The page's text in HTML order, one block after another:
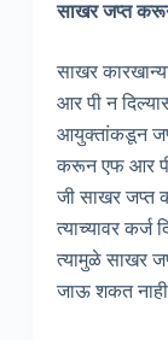
साखर जप्त
साखर
आर पी न
आयुक्तांकडून
करून एफ आर पी
जी साखर जप्त
त्याच्यावर
त्यामुळे साखर
जाऊ शकत